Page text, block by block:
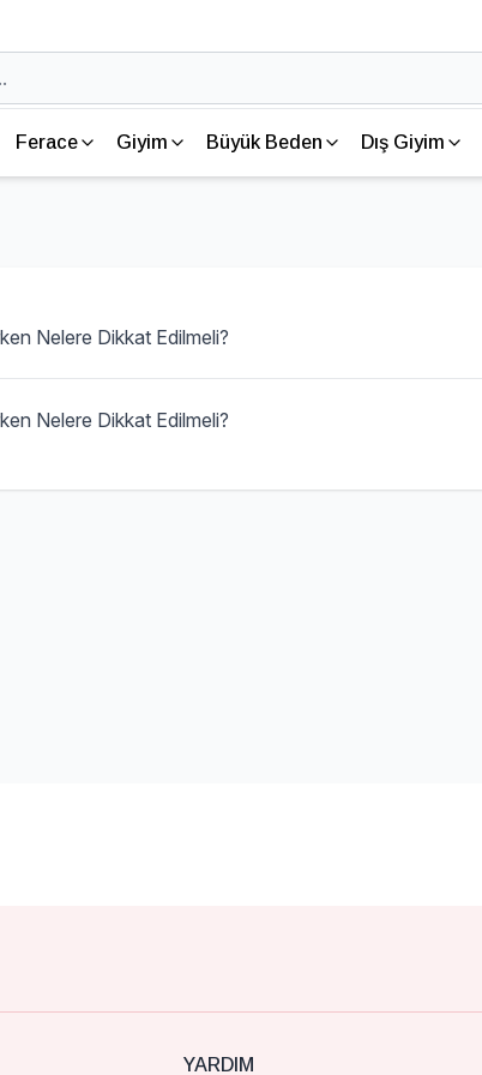
Ferace Giyim Büyük Beden Dış Giyim
Nelere Dikkat Edilmeli?
Nelere Dikkat Edilmeli?
YARDIM